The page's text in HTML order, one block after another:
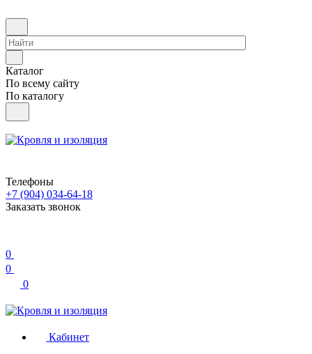
Каталог
По всему сайту
По каталогу
Телефоны
+7 (904) 034-64-18
Заказать звонок
0
0
0
Кабинет